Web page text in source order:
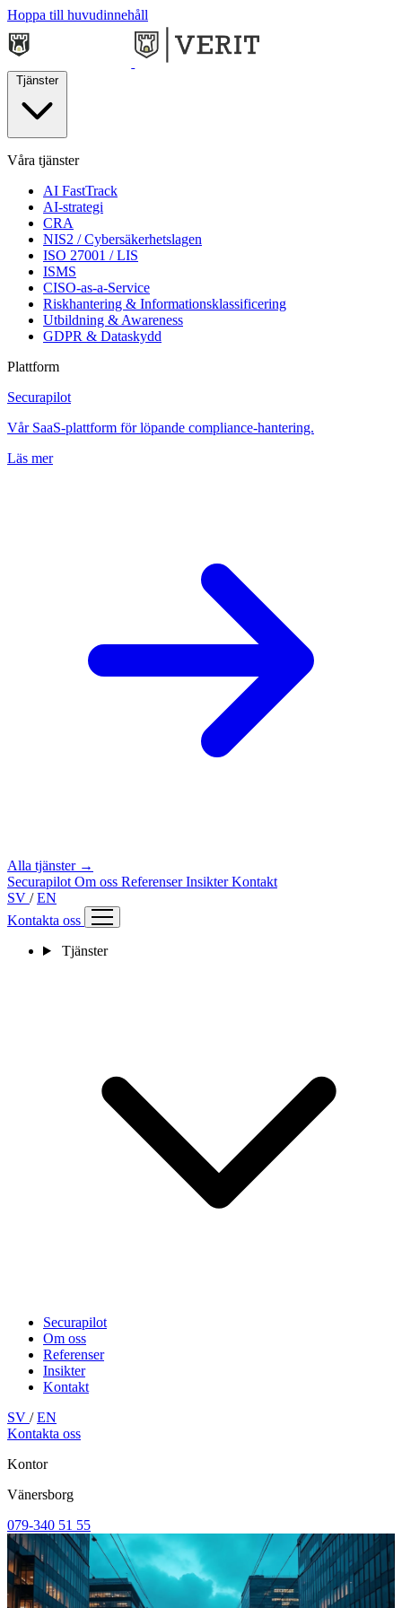
Hoppa till huvudinnehåll
Tjänster
Våra tjänster
AI FastTrack
AI-strategi
CRA
NIS2 / Cybersäkerhetslagen
ISO 27001 / LIS
ISMS
CISO-as-a-Service
Riskhantering & Informationsklassificering
Utbildning & Awareness
GDPR & Dataskydd
Plattform
Securapilot
Vår SaaS-plattform för löpande compliance-hantering.
Läs mer
Alla tjänster →
Securapilot Om oss ReferenserInsikterKontakt
SV / EN
Kontakta oss
Tjänster
Securapilot
Om oss
Referenser
Insikter
Kontakt
SV / EN
Kontakta oss
Kontor
Vänersborg
079-340 51 55